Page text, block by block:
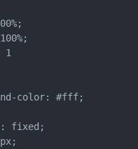
1
color: #fff;
fixed;